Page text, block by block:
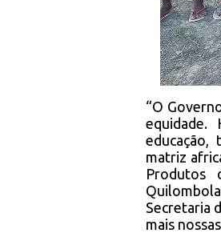
“O
equidade.
matriz
Produtos
Secretaria
mais